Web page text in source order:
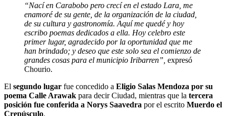
“Nací en Carabobo pero crecí en el estado Lara, me
enamoré de su gente, de la organización de la ciudad,
de su cultura y gastronomía. Aquí me quedé y hoy
escribo poemas dedicados a ella. Hoy celebro este
primer lugar, agradecido por la oportunidad que me
han brindado; y deseo que este solo sea el comienzo de
grandes cosas para el municipio Iribarren”, expresó
Chourio.
El segundo lugar fue concedido a Eligio Salas Mendoza por su
poema Calle Arawak para decir Ciudad, mientras que la tercera
posición fue conferida a Norys Saavedra por el escrito Muerdo el
Crepúsculo.